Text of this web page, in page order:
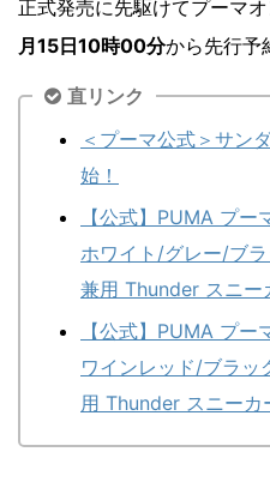
正式発売に先駆けてプーマ
月15日10時00分から先行予
直リンク
＜プーマ公式＞サン
始！
【公式】PUMA プ
ホワイト/グレー/ブ
兼用 Thunder スニー
【公式】PUMA プ
ワインレッド/ブラ
用 Thunder スニーカ